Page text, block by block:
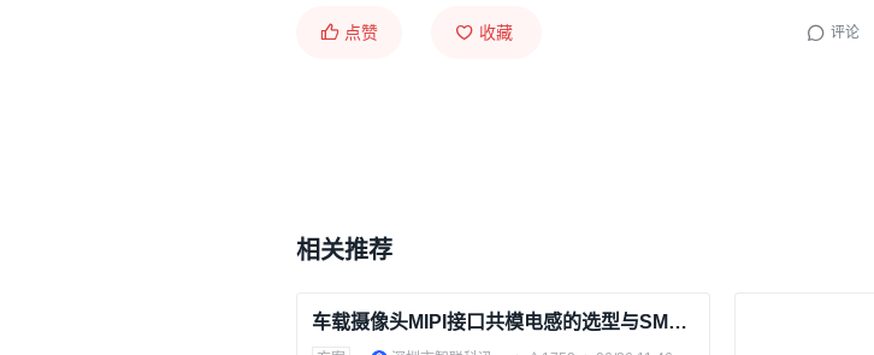
点赞 收藏 评论
相关推荐
车载摄像头MIPI接口共模电感的选型与SMT加工要点